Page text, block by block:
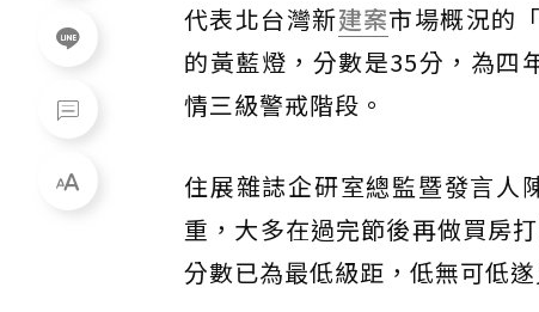
代表北台灣新建案市場概況的
的黃藍燈，分數是35分，為四
情三級警戒階段。
住展雜誌企研室總監暨發言人
重，大多在過完節後再做買房
分數已為最低級距，低無可低遂